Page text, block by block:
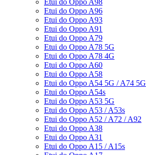
Etui do Oppo A98
Etui do Oppo A96
Etui do Oppo A93
Etui do Oppo A91
Etui do Oppo A79
Etui do Oppo A78 5G
Etui do Oppo A78 4G
Etui do Oppo A60
Etui do Oppo A58
Etui do Oppo A54 5G / A74 5G
Etui do Oppo A54s
Etui do Oppo A53 5G
Etui do Oppo A53 / A53s
Etui do Oppo A52 / A72 / A92
Etui do Oppo A38
Etui do Oppo A31
Etui do Oppo A15 / A15s